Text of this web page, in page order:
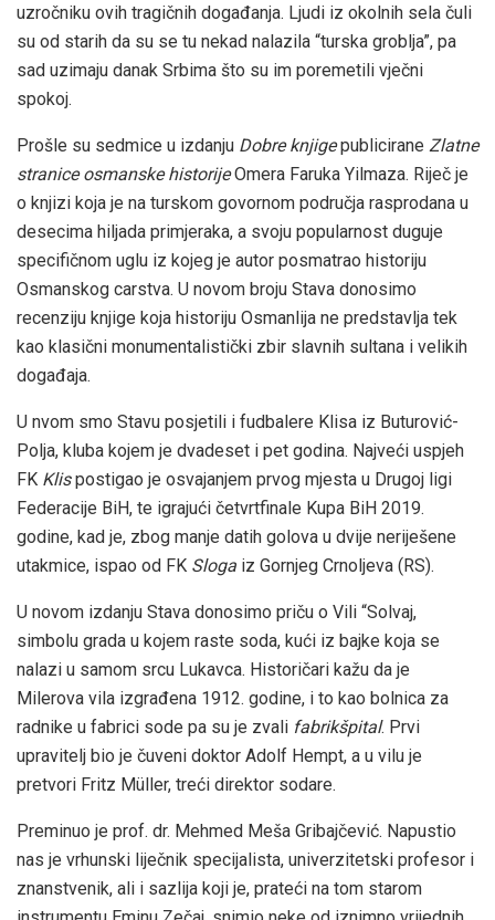
uzročniku ovih tragičnih događanja. Ljudi iz okolnih sela čuli
su od starih da su se tu nekad nalazila “turska groblja”, pa
sad uzimaju danak Srbima što su im poremetili vječni
spokoj.
Prošle su sedmice u izdanju Dobre knjigepublicirane Zlatne
stranice osmanske historijeOmera Faruka Yilmaza. Riječ je
o knjizi koja je na turskom govornom područja rasprodana u
desecima hiljada primjeraka, a svoju popularnost duguje
specifičnom uglu iz kojeg je autor posmatrao historiju
Osmanskog carstva. U novom broju Stava donosimo
recenziju knjige koja historiju Osmanlija ne predstavlja tek
kao klasični monumentalistički zbir slavnih sultana i velikih
događaja.
U nvom smo Stavu posjetili i fudbalere Klisa iz Buturović-
Polja, kluba kojem je dvadeset i pet godina. Najveći uspjeh
FK Klispostigao je osvajanjem prvog mjesta u Drugoj ligi
Federacije BiH, te igrajući četvrtfinale Kupa BiH 2019.
godine, kad je, zbog manje datih golova u dvije neriješene
utakmice, ispao od FK Sloga iz Gornjeg Crnoljeva (RS).
U novom izdanju Stava donosimo priču o Vili “Solvaj,
simbolu grada u kojem raste soda, kući iz bajke koja se
nalazi u samom srcu Lukavca. Historičari kažu da je
Milerova vila izgrađena 1912. godine, i to kao bolnica za
radnike u fabrici sode pa su je zvali fabrikšpital. Prvi
upravitelj bio je čuveni doktor Adolf Hempt, a u vilu je
pretvori Fritz Müller, treći direktor sodare.
Preminuo je prof. dr. Mehmed Meša Gribajčević. Napustio
nas je vrhunski liječnik specijalista, univerzitetski profesor i
znanstvenik, ali i sazlija koji je, prateći na tom starom